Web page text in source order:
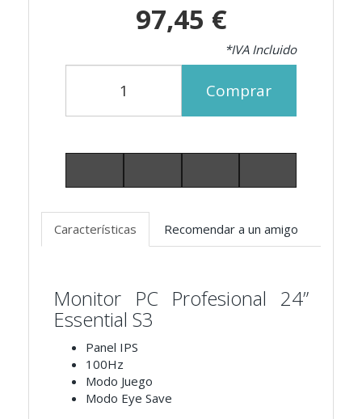
97,45 €
*IVA Incluido
Comprar
Características Recomendar a un amigo
Monitor PC Profesional 24”
Essential S3
Panel IPS
100Hz
Modo Juego
Modo Eye Save